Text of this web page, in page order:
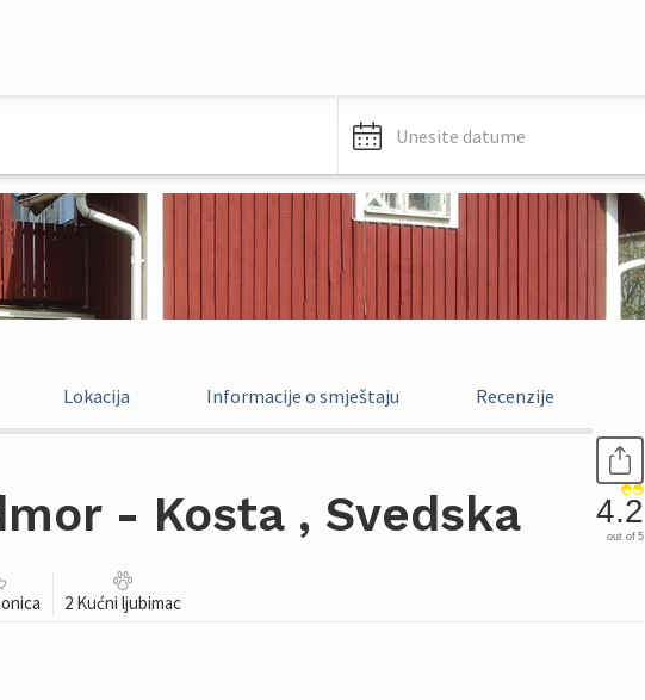
Unesite datume
Lokacija Informacije o smještaju Recenzije
- Kosta , Svedska 4.2
out of 5
2 Kućni ljubimac